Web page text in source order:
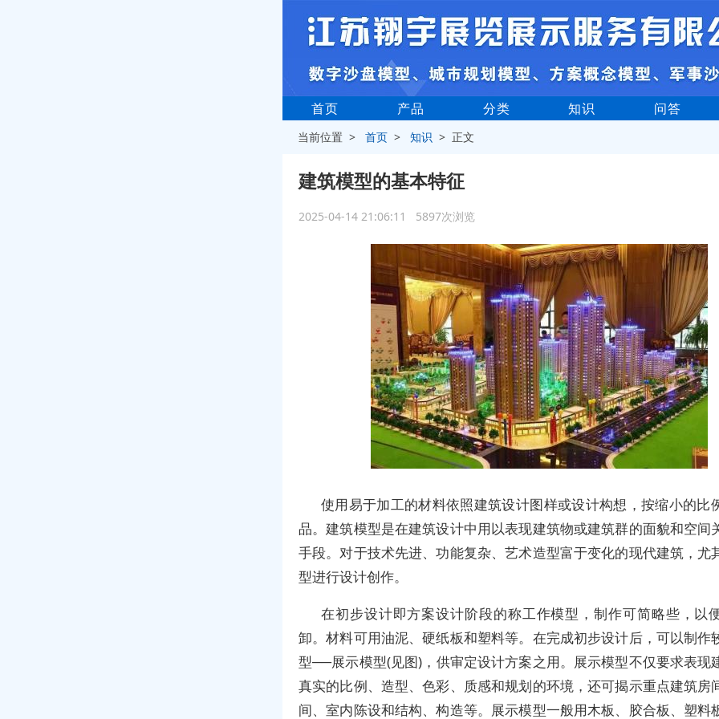
首页 产品 分类 知识 问答
当前位置 >首页 >知识 > 正文
建筑模型的基本特征
2025-04-14 21:06:11 5897次浏览
使用易于加工的材料依照建筑设计图样或设计构想，按缩小的比
品。建筑模型是在建筑设计中用以表现建筑物或建筑群的面貌和空间
手段。对于技术先进、功能复杂、艺术造型富于变化的现代建筑，尤
型进行设计创作。
在初步设计即方案设计阶段的称工作模型，制作可简略些，以
卸。材料可用油泥、硬纸板和塑料等。在完成初步设计后，可以制作
型──展示模型(见图)，供审定设计方案之用。展示模型不仅要求表现
真实的比例、造型、色彩、质感和规划的环境，还可揭示重点建筑房
间、室内陈设和结构、构造等。展示模型一般用木板、胶合板、塑料